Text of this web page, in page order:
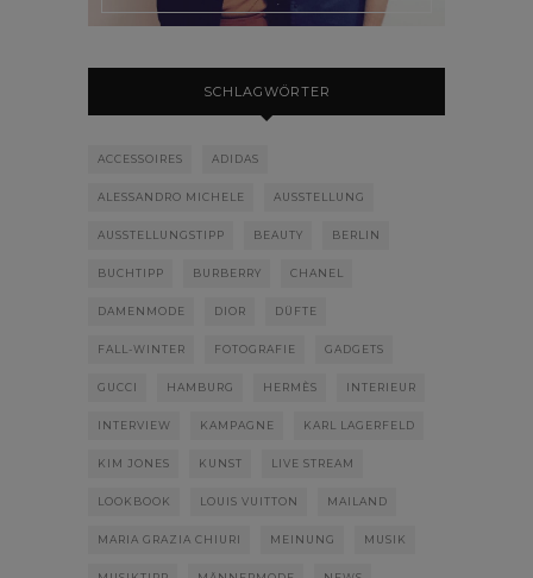
SCHLAGWÖRTER
ACCESSOIRES ADIDAS
ALESSANDRO MICHELE AUSSTELLUNG
AUSSTELLUNGSTIPP BEAUTY BERLIN
BUCHTIPP BURBERRY CHANEL
DAMENMODE DIOR DÜFTE
FALL-WINTER FOTOGRAFIE GADGETS
GUCCI HAMBURG HERMÈS INTERIEUR
INTERVIEW KAMPAGNE KARL LAGERFELD
KIM JONES KUNST LIVE STREAM
LOOKBOOK LOUIS VUITTON MAILAND
MARIA GRAZIA CHIURI MEINUNG MUSIK